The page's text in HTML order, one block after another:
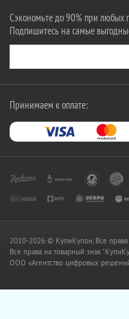
Сэкономьте до 90% при любых
Подпишитесь на самые
Принимаем к оплате:
2010-2026 © КупиКупон. Все
Все права на товарный знак
OOO «Агентство цифровых